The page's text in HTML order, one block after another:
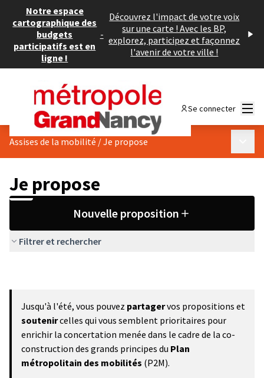
Notre espace
cartographique des
budgets
participatifs est en
ligne !
-
Découvrez l'impact de votre voix
sur une carte ! Avec les BP,
explorez, participez et façonnez
l'avenir de votre ville !
Se connecter
Assises de la mobilité /Je propose
Je propose
Nouvelle proposition
Filtrer et rechercher
Jusqu'à l'été, vous pouvez partagervos propositions et
soutenircelles qui vous semblent prioritaires pour
enrichir la concertation menée dans le cadre de la co-
construction des grands principes du Plan
métropolitain des mobilités (P2M).